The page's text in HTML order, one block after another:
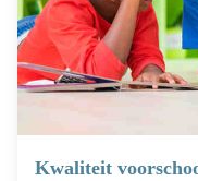
Kwaliteit